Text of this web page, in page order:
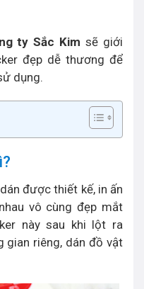
ty Sắc Kim sẽ giới
đẹp dễ thương để
dụng.
được thiết kế, in ấn
vô cùng đẹp mắt
này sau khi lột ra
riêng, dán đồ vật